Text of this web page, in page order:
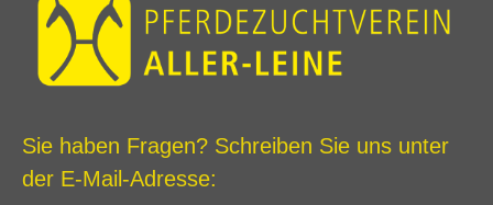
Sie haben Fragen? Schreiben Sie uns unter
der E-Mail-Adresse: